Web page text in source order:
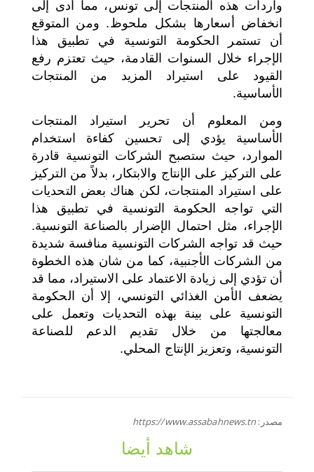
واردات هذه المنتجات إلى تونس، مما أدى إلى
انخفاض أسعارها بشكل ملحوظ. ومن المتوقع
أن تستمر الحكومة التونسية في تطبيق هذا
الإجراء خلال السنوات القادمة، حيث تعتزم رفع
القيود على استيراد المزيد من المنتجات
الأساسية.
ومن المعلوم أن تحرير استيراد المنتجات
الأساسية يؤدي إلى تحسين كفاءة استخدام
الموارد، حيث ستصبح الشركات التونسية قادرة
على التركيز على الإنتاج والابتكار، بدلاً من التركيز
على استيراد المنتجات، لكن هناك بعض التحديات
التي تواجه الحكومة التونسية في تطبيق هذا
الإجراء، مثل احتمال الإضرار بالصناعة التونسية.
حيث قد تواجه الشركات التونسية منافسة شديدة
من الشركات الأجنبية، كما من شان هذه الخطوة
أن تؤدي إلى زيادة الاعتماد على الاستيراد، مما قد
يضعف الأمن الغذائي التونسي، إلا أن الحكومة
التونسية على بينة بهذه التحديات وتعمل على
معالجتها من خلال تقديم الدعم للصناعة
التونسية، وتعزيز الإنتاج المحلي.
مصدر: https://www.assabahnews.tn
شاهد أيضا